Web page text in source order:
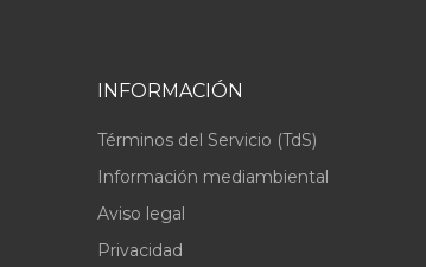
INFORMACIÓN
Términos del Servicio (TdS)
Información mediambiental
Aviso legal
Privacidad